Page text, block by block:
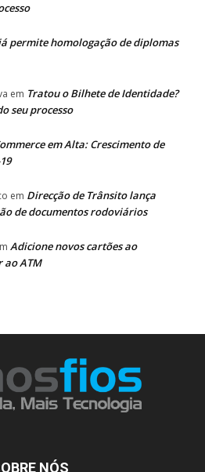
já permite homologação de diplomas
em Tratou o Bilhete de Identidade?
seu processo
em Alta: Crescimento de
em Direcção de Trânsito lança
de documentos rodoviários
Adicione novos cartões ao
ao ATM
NÓS